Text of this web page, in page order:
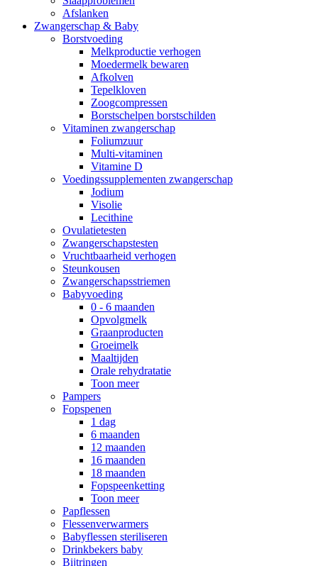
Afslanken
Zwangerschap & Baby
Borstvoeding
Melkproductie verhogen
Moedermelk bewaren
Afkolven
Tepelkloven
Zoogcompressen
Borstschelpen borstschilden
Vitaminen zwangerschap
Foliumzuur
Multi-vitaminen
Vitamine D
Voedingssupplementen zwangerschap
Jodium
Visolie
Lecithine
Ovulatietesten
Zwangerschapstesten
Vruchtbaarheid verhogen
Steunkousen
Zwangerschapsstriemen
Babyvoeding
0 - 6 maanden
Opvolgmelk
Graanproducten
Groeimelk
Maaltijden
Orale rehydratatie
Toon meer
Pampers
Fopspenen
1 dag
6 maanden
12 maanden
16 maanden
18 maanden
Fopspeenketting
Toon meer
Papflessen
Flessenverwarmers
Babyflessen steriliseren
Drinkbekers baby
Bijtringen